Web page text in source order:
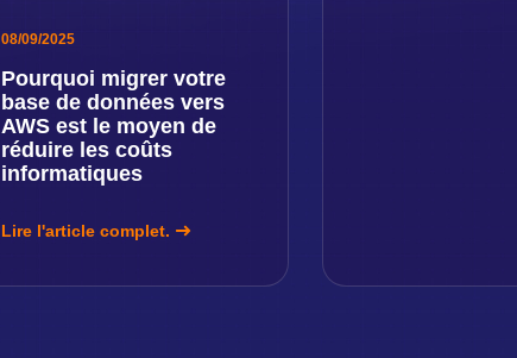
08/09/2025
Pourquoi migrer votre
base de données vers
AWS est le moyen de
réduire les coûts
informatiques
Lire l'article complet.